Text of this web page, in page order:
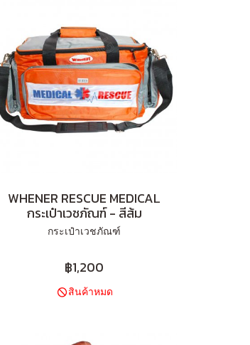
WHENER RESCUE MEDICAL
กระเป๋าเวชภัณฑ์ - สีส้ม
กระเป๋าเวชภัณฑ์
฿1,200
สินค้าหมด